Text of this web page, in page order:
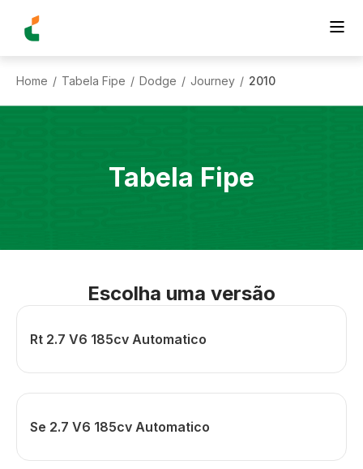
Home / Tabela Fipe / Dodge / Journey / 2010
Tabela Fipe
Escolha uma versão
Rt 2.7 V6 185cv Automatico
Se 2.7 V6 185cv Automatico